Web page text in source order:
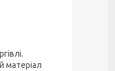
матеріал